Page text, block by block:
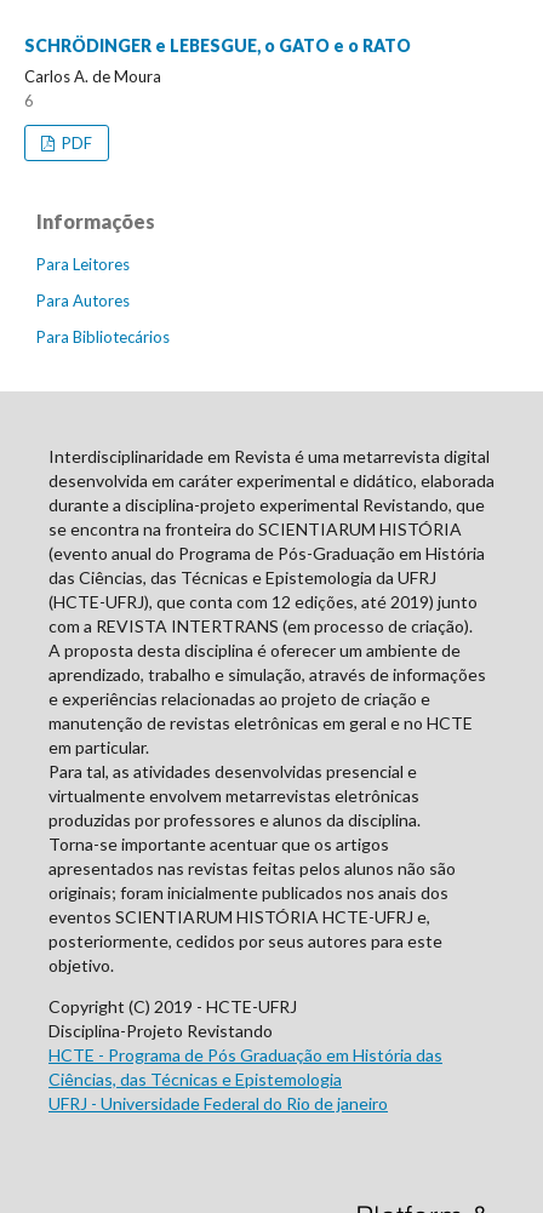
SCHRÖDINGER e LEBESGUE, o GATO e o RATO
Carlos A. de Moura
6
PDF
Informações
Para Leitores
Para Autores
Para Bibliotecários
Interdisciplinaridade em Revista é uma metarrevista digital
desenvolvida em caráter experimental e didático, elaborada
durante a disciplina-projeto experimental Revistando, que
se encontra na fronteira do SCIENTIARUM HISTÓRIA
(evento anual do Programa de Pós-Graduação em História
das Ciências, das Técnicas e Epistemologia da UFRJ
(HCTE-UFRJ), que conta com 12 edições, até 2019) junto
com a REVISTA INTERTRANS (em processo de criação).
A proposta desta disciplina é oferecer um ambiente de
aprendizado, trabalho e simulação, através de informações
e experiências relacionadas ao projeto de criação e
manutenção de revistas eletrônicas em geral e no HCTE
em particular.
Para tal, as atividades desenvolvidas presencial e
virtualmente envolvem metarrevistas eletrônicas
produzidas por professores e alunos da disciplina.
Torna-se importante acentuar que os artigos
apresentados nas revistas feitas pelos alunos não são
originais; foram inicialmente publicados nos anais dos
eventos SCIENTIARUM HISTÓRIA HCTE-UFRJ e,
posteriormente, cedidos por seus autores para este
objetivo.
Copyright (C) 2019 - HCTE-UFRJ
Disciplina-Projeto Revistando
HCTE - Programa de Pós Graduação em História das
Ciências, das Técnicas e Epistemologia
UFRJ - Universidade Federal do Rio de janeiro